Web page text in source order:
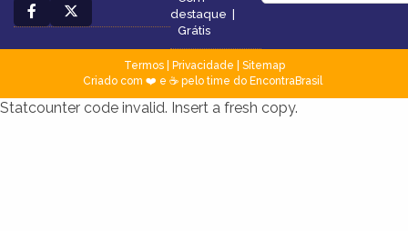
destaque |
Grátis
Termos| Privacidade
Sitemap
Criado com ❤️ e ☕ pelo time do EncontraBrasil
Statcounter code invalid. Insert a fresh copy.